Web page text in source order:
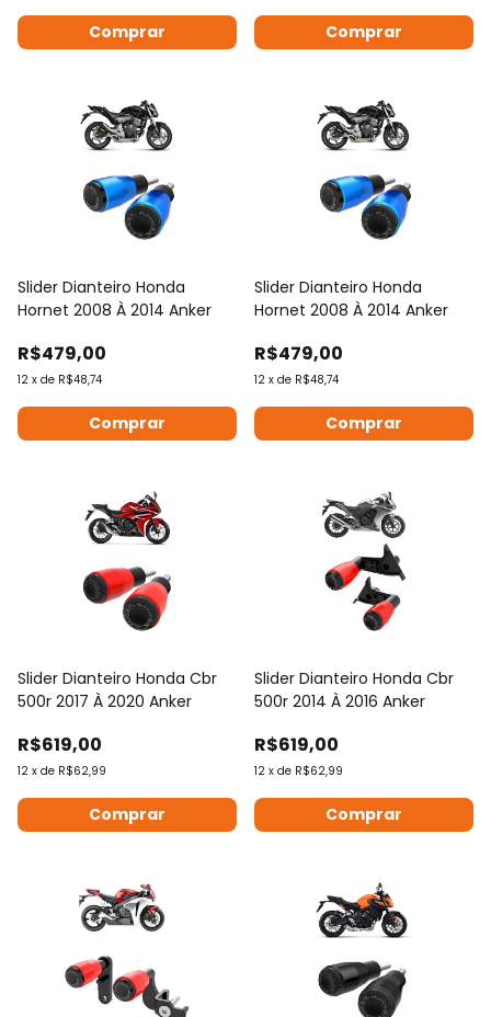
Comprar Comprar
Slider Dianteiro Honda
Hornet 2008 À 2014 Anker
R$479,00
12 x de R$48,74
Comprar
Slider Dianteiro Honda
Hornet 2008 À 2014 Anker
R$479,00
12 x de R$48,74
Comprar
Slider Dianteiro Honda Cbr
500r 2017 À 2020 Anker
R$619,00
12 x de R$62,99
Comprar
Slider Dianteiro Honda Cbr
500r 2014 À 2016 Anker
R$619,00
12 x de R$62,99
Comprar